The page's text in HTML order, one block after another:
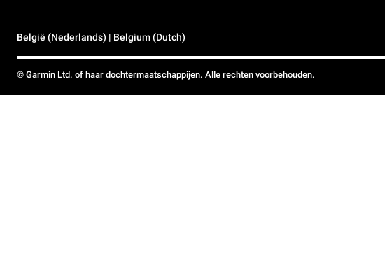
België (Nederlands) | Belgium (Dutch)
© Garmin Ltd. of haar dochtermaatschappijen. Alle rechten voorbehouden.